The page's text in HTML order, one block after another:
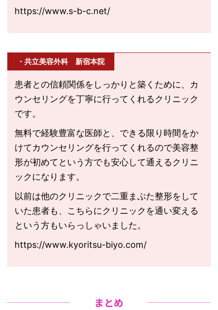
https://www.s-b-c.net/
・共立美容外科 新宿本院
患者との信頼関係をしっかりと築くために、カ
ウンセリングを丁寧に行ってくれるクリニック
です。
無料で経験豊富な医師と、できる限り時間をか
けてカウンセリングを行ってくれるので美容整
形が初めてという方でも安心して通えるクリニ
ックになります。
以前は他のクリニックで二重まぶた整形をして
いた患者も、こちらにクリニックを通い変える
という方もいらっしゃいました。
https://www.kyoritsu-biyo.com/
まとめ